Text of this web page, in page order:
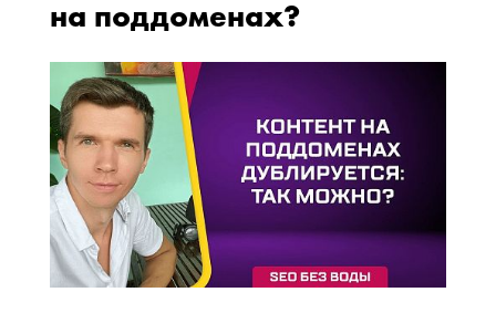
на поддоменах?